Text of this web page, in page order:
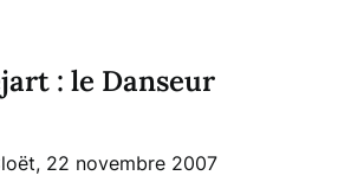
: le Danseur
22 novembre 2007